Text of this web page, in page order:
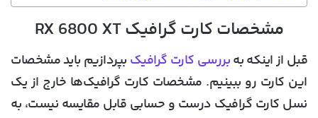
مشخصات کارت گرافیک RX 6800 XT
قبل از اینکه بهبررسی کارت گرافیک بپردازیم باید مشخصات
این کارت رو ببینیم. مشخصات کارت‌ گرافیک‌ها خارج از یک
نسل کارت گرافیک درست و حسابی قابل مقایسه نیست، به